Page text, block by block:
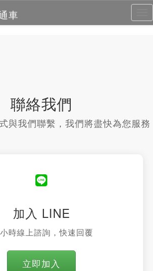
車
聯絡我們
與我們聯繫，我們將盡快為您服務
加入 LINE
時線上諮詢，快速回覆
立即加入